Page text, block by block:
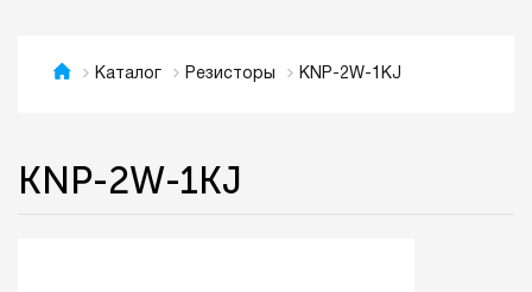
Каталог Резисторы KNP-2W-1KJ
KNP-2W-1KJ